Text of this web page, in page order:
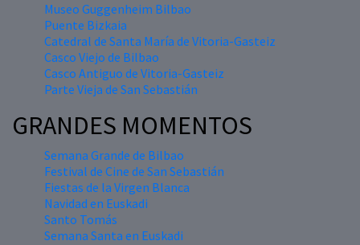
Museo Guggenheim Bilbao
Puente Bizkaia
Catedral de Santa María de Vitoria-Gasteiz
Casco Viejo de Bilbao
Casco Antiguo de Vitoria-Gasteiz
Parte Vieja de San Sebastián
GRANDES MOMENTOS
Semana Grande de Bilbao
Festival de Cine de San Sebastián
Fiestas de la Virgen Blanca
Navidad en Euskadi
Santo Tomás
Semana Santa en Euskadi